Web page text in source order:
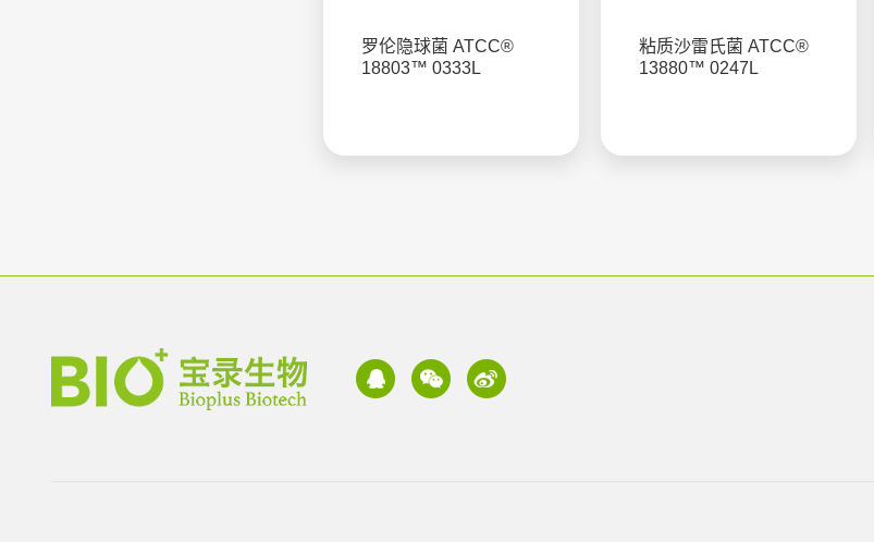
罗伦隐球菌 ATCC®
18803™ 0333L
粘质沙雷氏菌 ATCC®
13880™ 0247L